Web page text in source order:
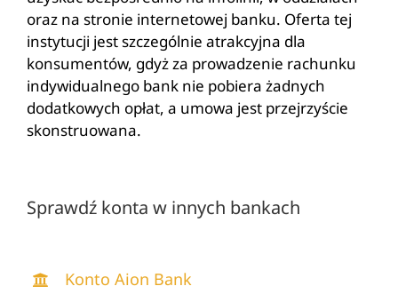
oraz na stronie internetowej banku. Oferta tej
instytucji jest szczególnie atrakcyjna dla
konsumentów, gdyż za prowadzenie rachunku
indywidualnego bank nie pobiera żadnych
dodatkowych opłat, a umowa jest przejrzyście
skonstruowana.
Sprawdź konta w innych bankach
Konto Aion Bank